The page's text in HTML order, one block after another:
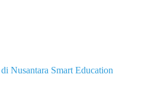
Nusantara Smart Education